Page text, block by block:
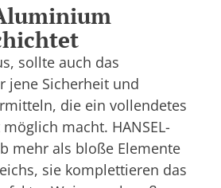
sollte auch das
jene Sicherheit und
die ein vollendetes
macht. HANSEL-
mehr als bloße Elemente
sie komplettieren das